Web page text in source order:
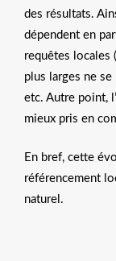
des résultats.
dépendent en
requêtes locales
plus larges ne
etc. Autre point,
mieux pris en
En bref, cette
référencement
naturel.